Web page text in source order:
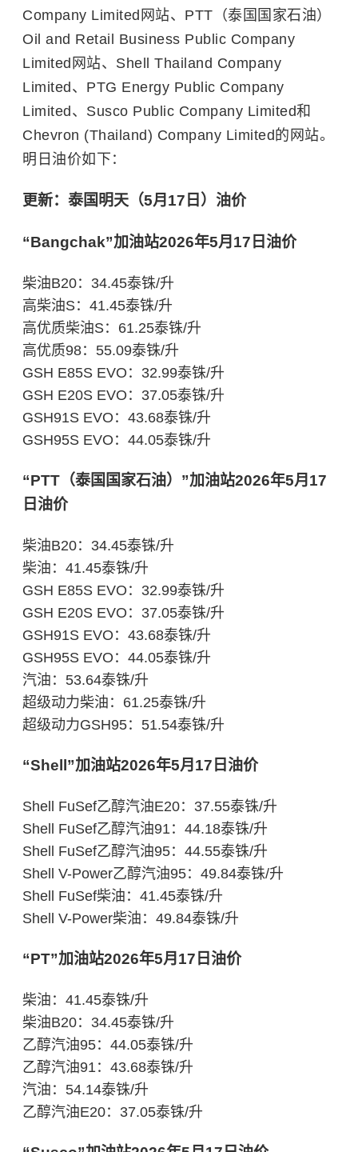
Company Limited网站、PTT（泰国国家石油）
Oil and Retail Business Public Company
Limited网站、Shell Thailand Company
Limited、PTG Energy Public Company
Limited、Susco Public Company Limited和
Chevron (Thailand) Company Limited的网站。
明日油价如下：
更新：泰国明天（5月17日）油价
“Bangchak”加油站2026年5月17日油价
柴油B20：34.45泰铢/升
高柴油S：41.45泰铢/升
高优质柴油S：61.25泰铢/升
高优质98：55.09泰铢/升
GSH E85S EVO：32.99泰铢/升
GSH E20S EVO：37.05泰铢/升
GSH91S EVO：43.68泰铢/升
GSH95S EVO：44.05泰铢/升
“PTT（泰国国家石油）”加油站2026年5月17
日油价
柴油B20：34.45泰铢/升
柴油：41.45泰铢/升
GSH E85S EVO：32.99泰铢/升
GSH E20S EVO：37.05泰铢/升
GSH91S EVO：43.68泰铢/升
GSH95S EVO：44.05泰铢/升
汽油：53.64泰铢/升
超级动力柴油：61.25泰铢/升
超级动力GSH95：51.54泰铢/升
“Shell”加油站2026年5月17日油价
Shell FuSef乙醇汽油E20：37.55泰铢/升
Shell FuSef乙醇汽油91：44.18泰铢/升
Shell FuSef乙醇汽油95：44.55泰铢/升
Shell V-Power乙醇汽油95：49.84泰铢/升
Shell FuSef柴油：41.45泰铢/升
Shell V-Power柴油：49.84泰铢/升
“PT”加油站2026年5月17日油价
柴油：41.45泰铢/升
柴油B20：34.45泰铢/升
乙醇汽油95：44.05泰铢/升
乙醇汽油91：43.68泰铢/升
汽油：54.14泰铢/升
乙醇汽油E20：37.05泰铢/升